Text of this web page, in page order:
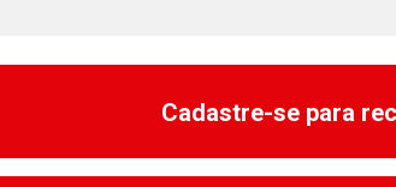
Cadastre-se para